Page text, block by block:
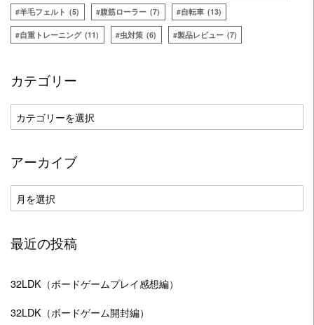
羊毛フェルト (5) 腹筋ローラー (7) 自転車 (13)
自重トレーニング (11) 虫対策 (6) 製品レビュー (7)
カテゴリー
カ
テ
リ
アーカイブ
ア
ー
イ
最近の投稿
32LDK（ボードゲームプレイ感想編）
32LDK（ボードゲーム開封編）